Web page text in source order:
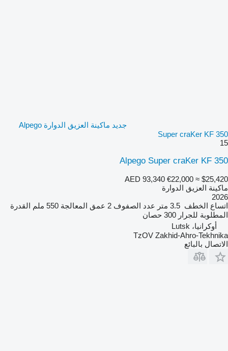
جديد ماكينة العزيق الدوارة Alpego
Super craKer KF 350
15
Alpego Super craKer KF 350
AED 93,340 €22,000 ≈ $25,420
ماكينة العزيق الدوارة
2026
اتساع الخطف 3.5 متر عدد الصفوف 2 عمق المعالجة 550 ملم
القدرة
المطلوبة للجرار 300 حصان
أوكرانيا، Lutsk
TzOV Zakhid-Ahro-Tekhnika
الاتصال بالبائع